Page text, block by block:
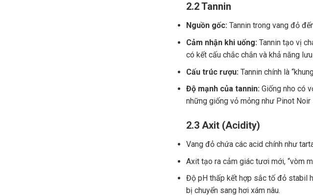
2.2 Tannin
Nguồn gốc:Tannin trong vang đỏ
Cảm nhận khi uống:Tannin tạo vị
có kết cấu chắc chắn và khả năng
Cấu trúc rượu: Tannin chính là
Độ mạnh của tannin:Giống nho có
những giống vỏ mỏng như Pinot Noir
2.3 Axit (Acidity)
Vang đỏ chứa các acid chính như
Axit tạo ra cảm giác tươi mới, “vòm
Độ pH thấp kết hợp sắc tố đỏ stabil
bị chuyển sang hơi xám nâu.